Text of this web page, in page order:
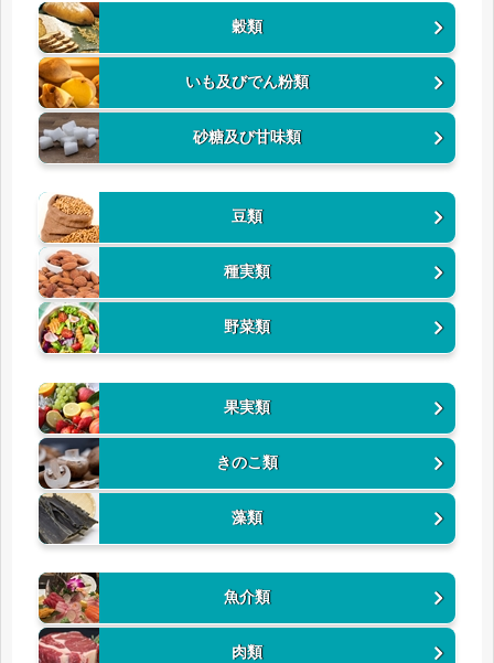
穀類
いも及びでん粉類
砂糖及び甘味類
豆類
種実類
野菜類
果実類
きのこ類
藻類
魚介類
肉類